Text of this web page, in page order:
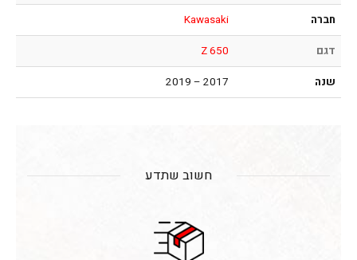
חברה
Kawasaki
דגם
Z 650
שנה
2017 – 2019
חשוב שתדע